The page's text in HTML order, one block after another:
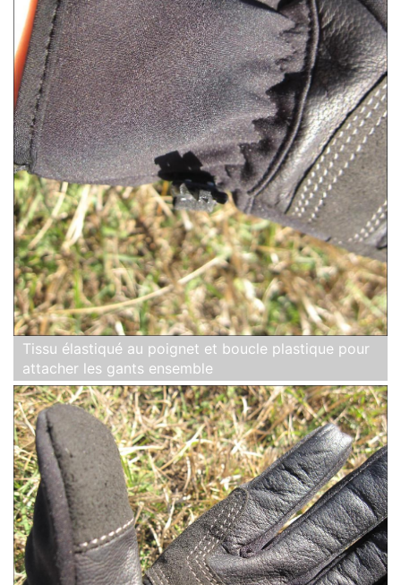
Tissu élastiqué au poignet et boucle plastique pour
attacher les gants ensemble